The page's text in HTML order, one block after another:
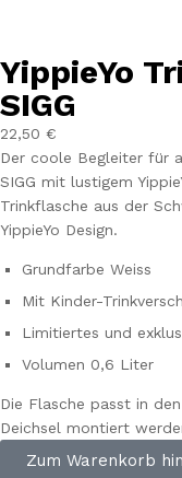
YippieYo
SIGG
22,50 €
Der coole Begleiter für
SIGG mit lustigem
Trinkflasche aus der
YippieYo Design.
Grundfarbe Weiss
Mit Kinder-
Limitiertes und
Volumen 0,6 Liter
Die Flasche passt in
Deichsel montiert
Zum Warenkorb